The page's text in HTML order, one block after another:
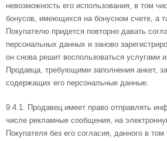
невозможность его использования, в том
бонусов, имеющихся на бонусном счете, а
Покупателю придется повторно давать
персональных данных и заново
он снова решит воспользоваться услугами
Продавца, требующими заполнения анкет,
содержащих его персональные данные.
9.4.1. Продавец имеет право отправлять
числе рекламные сообщения, на
Покупателя без его согласия, данного в